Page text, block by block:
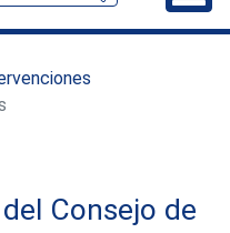
Consejo de